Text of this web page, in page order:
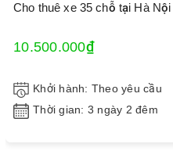
Cho thuê xe 35 chỗ tại Hà
10.500.000₫
Khởi hành: Theo yêu cầu
Thời gian: 3 ngày 2 đêm